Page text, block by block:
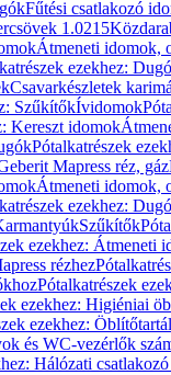
Fűtési csatlakozó
1.0215
Átmeneti idomok,
ezekhez:
Csavarkészletek
SzűkítőkÍvidomok
Kereszt idomok
Pótalkatrészek
Mapress réz, gáz
Átmeneti idomok,
ezekhez:
Szűkítők
ezekhez: Átmeneti
rézhez
Pótalkatrészek
ezekhez: Higiéniai
ezekhez:
és WC-vezérlők
Hálózati